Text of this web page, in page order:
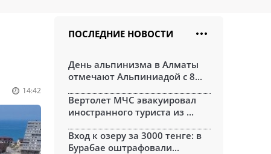
14:42
ПОСЛЕДНИЕ НОВОСТИ
День альпинизма в Алматы
отмечают Альпиниадой с 8...
Вертолет МЧС эвакуировал
иностранного туриста из ...
Вход к озеру за 3000 тенге: в
Бурабае оштрафовали...